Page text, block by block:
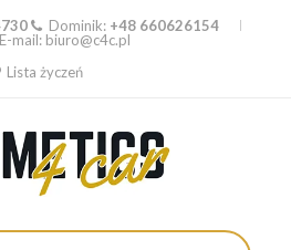
Dominik: +48 660626154
E-mail: biuro@c4c.pl
Lista życzeń